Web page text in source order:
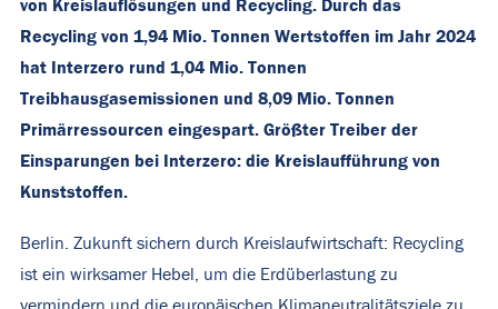
von Kreislauflösungen und Recycling. Durch das
Recycling von 1,94 Mio. Tonnen Wertstoffen im Jahr 2024
hat Interzero rund 1,04 Mio. Tonnen
Treibhausgasemissionen und 8,09 Mio. Tonnen
Primärressourcen eingespart. Größter Treiber der
Einsparungen bei Interzero: die Kreislaufführung von
Kunststoffen.
Berlin. Zukunft sichern durch Kreislaufwirtschaft: Recycling
ist ein wirksamer Hebel, um die Erdüberlastung zu